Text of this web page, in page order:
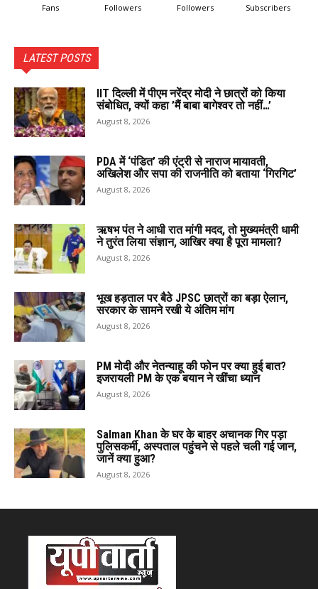
Fans Followers Followers Subscribers
LATEST POSTS
IIT दिल्ली में पीएम नरेंद्र मोदी ने छात्रों को किया
संबोधित, क्यों कहा ’मैं बाबा बागेश्वर तो नहीं…’
August 8, 2026
PDA में ‘पंडित’ की एंट्री से नाराज मायावती,
अखिलेश और सपा की राजनीति को बताया ‘गिरगिट’
August 8, 2026
ऋषभ पंत ने आधी रात मांगी मदद, तो मुख्यमंत्री धामी
ने तुरंत लिया संज्ञान, आखिर क्या है पूरा मामला?
August 8, 2026
भूख हड़ताल पर बैठे JPSC छात्रों का बड़ा ऐलान,
सरकार के सामने रखी ये अंतिम मांग
August 8, 2026
PM मोदी और नेतन्याहू की फोन पर क्या हुई बात?
इजरायली PM के एक बयान ने खींचा ध्यान
August 8, 2026
Salman Khan के घर के बाहर अचानक गिर पड़ा
पुलिसकर्मी, अस्पताल पहुंचने से पहले चली गई जान,
जानें क्या हुआ?
August 8, 2026